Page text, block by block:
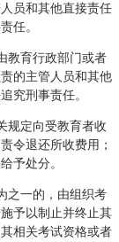
员和其他直接责任
任。
育行政部门或者
的主管人员和其他
究刑事责任。
定向受教育者收
令退还所收费用；
予处分。
一的，由组织考
予以制止并终止其
相关考试资格或者